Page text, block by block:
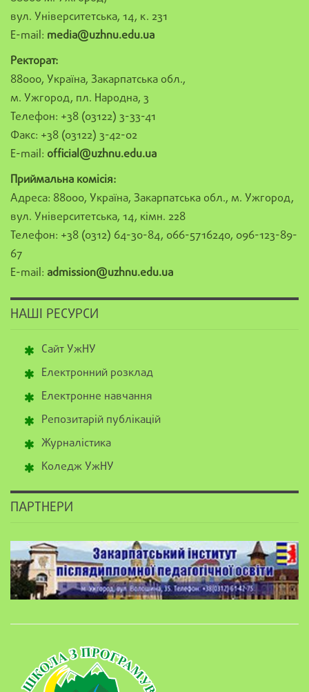
вул. Університетська, 14, к. 231
E-mail: media@uzhnu.edu.ua
Ректорат:
88000, Україна, Закарпатська обл.,
м. Ужгород, пл. Народна, 3
Телефон: +38 (03122) 3-33-41
Факс: +38 (03122) 3-42-02
E-mail: official@uzhnu.edu.ua
Приймальна комісія:
Адреса: 88000, Україна, Закарпатська обл., м. Ужгород,
вул. Університетська, 14, кімн. 228
Телефон: +38 (0312) 64-30-84, 066-5716240, 096-123-89-
67
E-mail: admission@uzhnu.edu.ua
НАШІ РЕСУРСИ
Сайт УжНУ
Електронний розклад
Електронне навчання
Репозитарій публікацій
Журналістика
Коледж УжНУ
ПАРТНЕРИ